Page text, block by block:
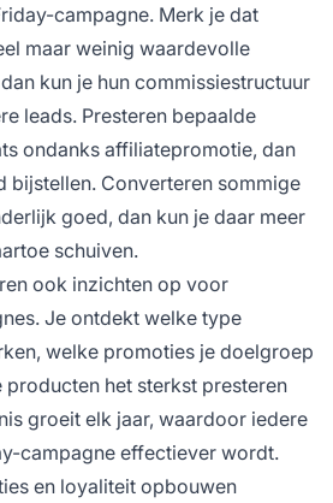
campagne. Merk je dat
maar weinig waardevolle
kun je hun commissiestructuur
leads. Presteren bepaalde
ondanks affiliatepromotie, dan
bijstellen. Converteren sommige
goed, dan kun je daar meer
schuiven.
ook inzichten op voor
Je ontdekt welke type
welke promoties je doelgroep
producten het sterkst presteren
groeit elk jaar, waardoor iedere
campagne effectiever wordt.
en loyaliteit opbouwen